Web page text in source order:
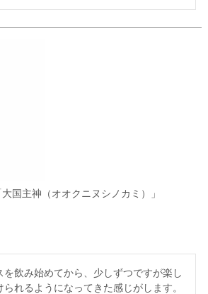
国主神（オオクニヌシノカミ）」
を飲み始めてから、少しずつですが楽し
れるようになってきた感じがします。